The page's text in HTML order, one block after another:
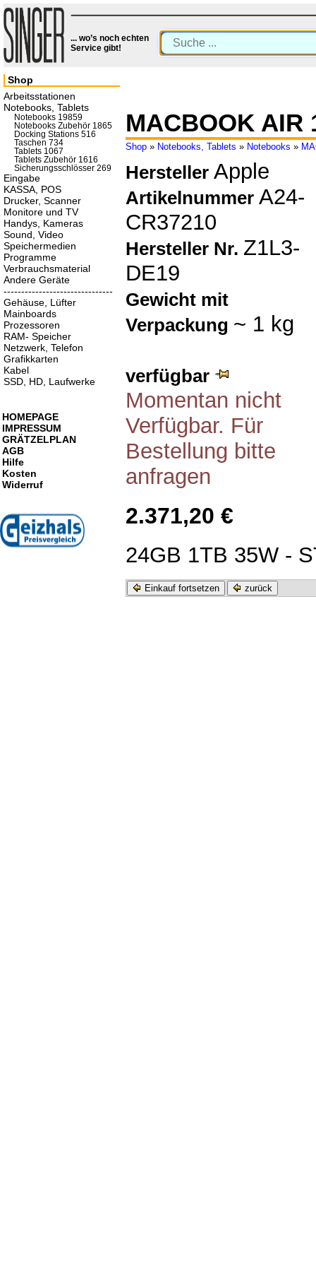
... wo’s noch echten
Service gibt!
MACBOOK AIR
Shop » Notebooks, Tablets » Notebooks »
Hersteller Apple
Artikelnummer A24-
CR37210
Hersteller Nr. Z1L3-
DE19
Gewicht mit
Verpackung ~ 1 kg
verfügbar
Momentan nicht
Verfügbar. Für
Bestellung bitte
anfragen
2.371,20 €
24GB 1TB 35W -
Einkauf fortsetzen zurück
Shop
Arbeitsstationen
Notebooks, Tablets
Notebooks 19859
Notebooks Zubehör 1865
Docking Stations 516
Taschen 734
Tablets 1067
Tablets Zubehör 1616
Sicherungsschlösser 269
Eingabe
KASSA, POS
Drucker, Scanner
Monitore und TV
Handys, Kameras
Sound, Video
Speichermedien
Programme
Verbrauchsmaterial
Andere Geräte
-------------------------------
Gehäuse, Lüfter
Mainboards
Prozessoren
RAM- Speicher
Netzwerk, Telefon
Grafikkarten
Kabel
SSD, HD, Laufwerke
HOMEPAGE
IMPRESSUM
GRÄTZELPLAN
AGB
Hilfe
Kosten
Widerruf